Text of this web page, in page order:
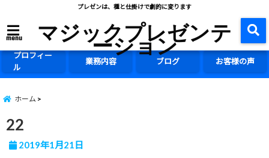
プレゼンは、種と仕掛けで劇的に変ります
menu マジックプレゼンテ
ーション
プロフィー
ル
業務内容 ブログ お客様の声
ホーム
22
2019年1月21日